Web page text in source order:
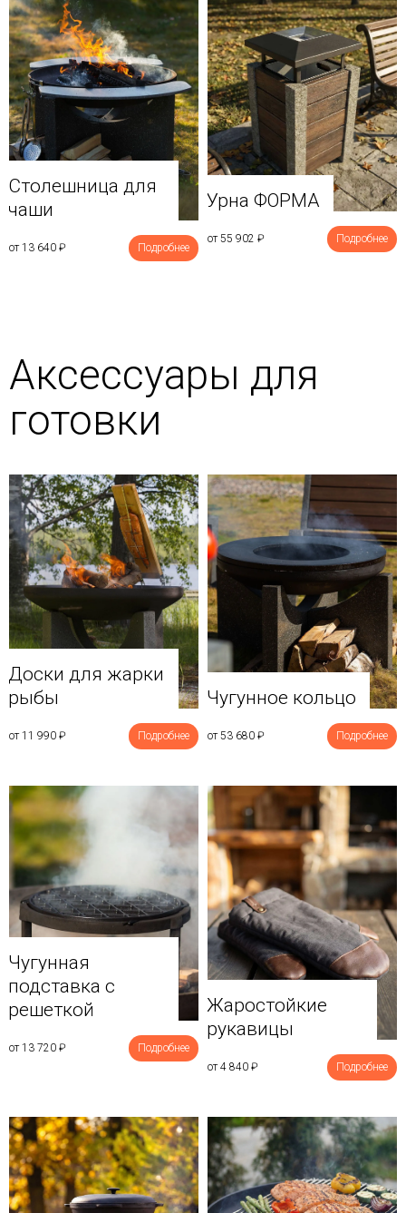
Столешница для
чаши
от 13 640 ₽ Подробнее
Урна ФОРМА
от 55 902 ₽ Подробнее
Аксессуары для
готовки
Доски для жарки
рыбы
от 11 990 ₽ Подробнее
Чугунное кольцо
от 53 680 ₽ Подробнее
Чугунная
подставка с
решеткой
от 13 720 ₽ Подробнее
Жаростойкие
рукавицы
от 4 840 ₽ Подробнее